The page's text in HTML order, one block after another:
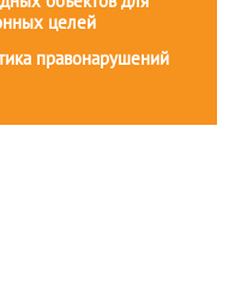
целей
правонарушений